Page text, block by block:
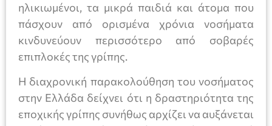
ηλικιωμένοι, τα μικρά παιδιά και άτομα που
πάσχουν από ορισμένα χρόνια νοσήματα
κινδυνεύουν περισσότερο από σοβαρές
επιπλοκές της γρίπης.
Η διαχρονική παρακολούθηση του νοσήματος
στην Ελλάδα δείχνει ότι η δραστηριότητα της
εποχικής γρίπης συνήθως αρχίζει να αυξάνεται